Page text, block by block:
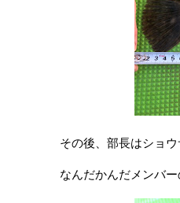
その後、部長はショ
なんだかんだメンバ